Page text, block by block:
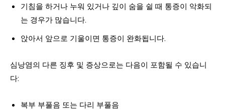
기침을 하거나 누워 있거나 깊이 숨을 쉴 때 통증이 악화되
는 경우가 많습니다.
앉아서 앞으로 기울이면 통증이 완화됩니다.
심낭염의 다른 징후 및 증상으로는 다음이 포함될 수 있습니
다:
복부 부풀음 또는 다리 부풀음